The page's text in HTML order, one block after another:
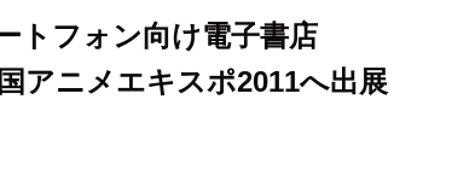
トフォン向け電子書店
アニメエキスポ2011へ出展